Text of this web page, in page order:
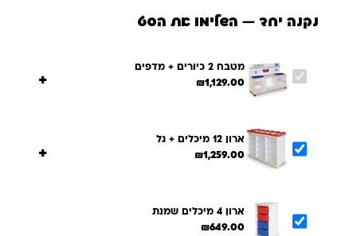
נקנה יחד — השלימו את הסט
מטבח 2 כיורים + מדפים
₪1,129.00
+
ארון 12 מיכלים + גל
₪1,259.00
+
ארון 4 מיכלים שמנת
₪649.00